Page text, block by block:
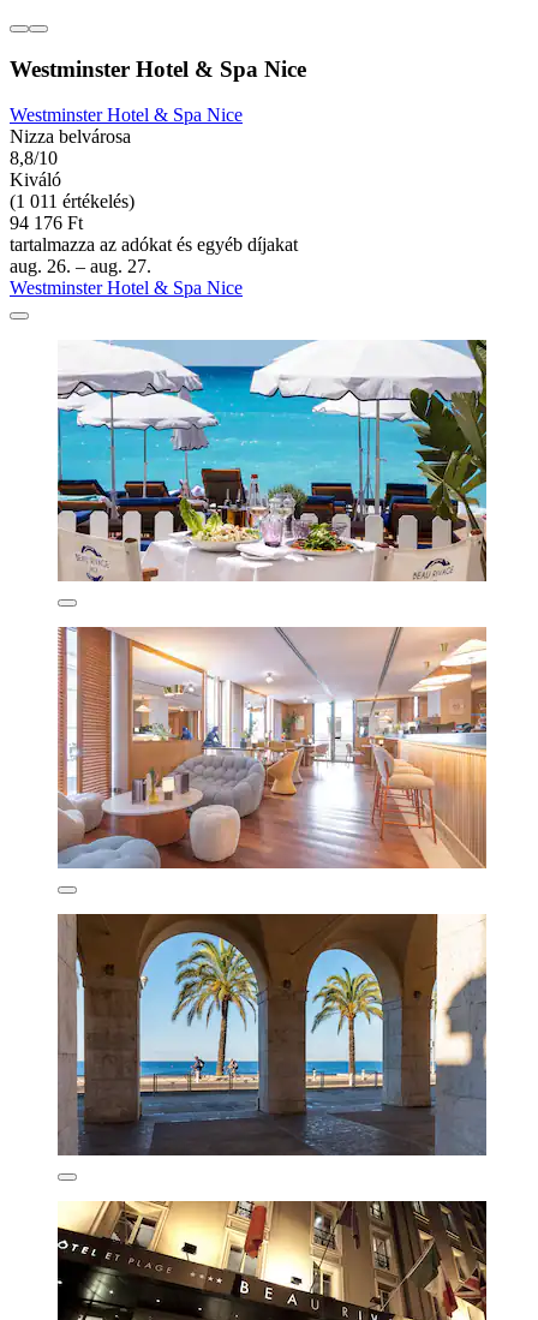
Westminster Hotel & Spa Nice
Westminster Hotel & Spa Nice
Nizza belvárosa
8,8/10
Kiváló
(1 011 értékelés)
94 176 Ft
tartalmazza az adókat és egyéb díjakat
aug. 26. – aug. 27.
Westminster Hotel & Spa Nice